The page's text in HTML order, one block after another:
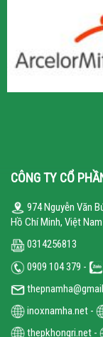
CÔNG TY CỔ
974 Nguyễn Văn
Hồ Chí Minh, Việt Nam
0314256813
0909 104 379 -
inoxnamha.net -
thepkhongri.net -